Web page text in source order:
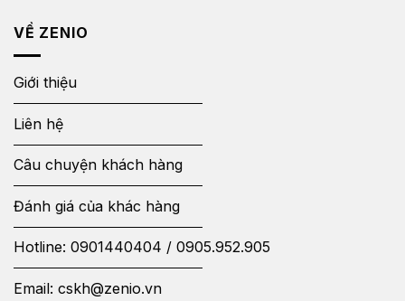
VỀ ZENIO
Giới thiệu
Liên hệ
Câu chuyện khách hàng
Đánh giá của khác hàng
Hotline: 0901440404 / 0905.952.905
Email: cskh@zenio.vn